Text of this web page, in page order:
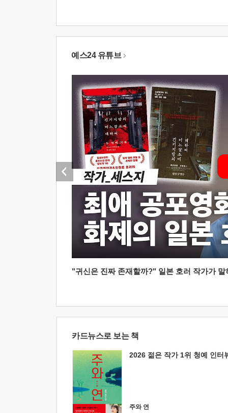
예스24 유튜브
"귀신은 진짜 존재할까?" 일본 호러 작가가
카드뉴스로 보는 책
2026 젊은 작가 1위 청예 인터
주와 연